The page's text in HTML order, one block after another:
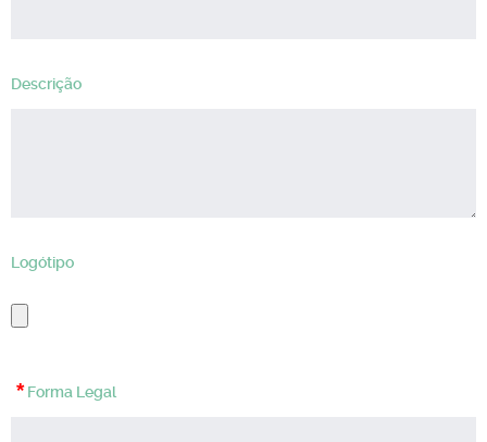
Descrição
Logótipo
* Forma Legal